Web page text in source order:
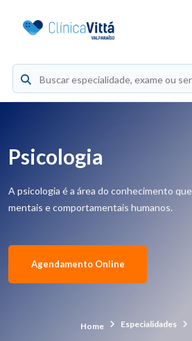
Psicologia
A psicologia é a área do conhecimento
mentais e comportamentais humanos.
Agendamento Online
Home Especialidades